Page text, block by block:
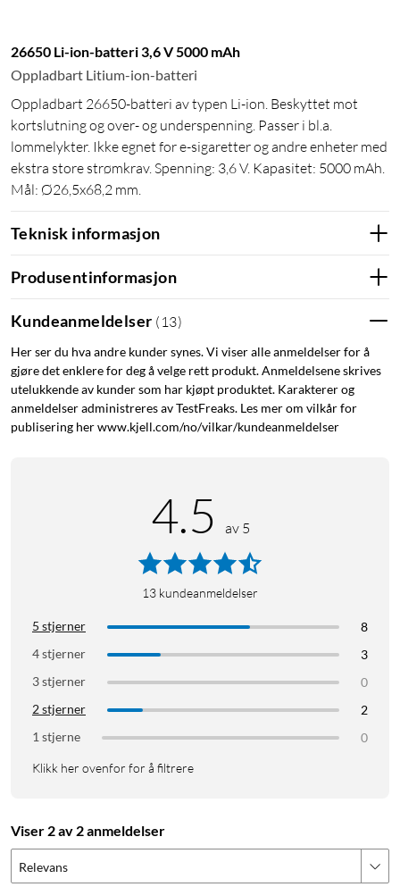
26650 Li-ion-batteri 3,6 V 5000 mAh
Oppladbart Litium-ion-batteri
Oppladbart 26650-batteri av typen Li-ion. Beskyttet mot
kortslutning og over- og underspenning. Passer i bl.a.
lommelykter. Ikke egnet for e-sigaretter og andre enheter med
ekstra store strømkrav. Spenning: 3,6 V. Kapasitet: 5000 mAh.
Mål: Ø26,5x68,2 mm.
Teknisk informasjon
Produsentinformasjon
Kundeanmeldelser ( 13)
Her ser du hva andre kunder synes. Vi viser alle anmeldelser for å
gjøre det enklere for deg å velge rett produkt. Anmeldelsene skrives
utelukkende av kunder som har kjøpt produktet. Karakterer og
anmeldelser administreres av TestFreaks. Les mer om vilkår for
publisering her www.kjell.com/no/vilkar/kundeanmeldelser
4.5 av 5
13 kundeanmeldelser
5 stjerner
8
4 stjerner
3
3 stjerner
0
2 stjerner
2
1 stjerne
0
Klikk her ovenfor for å filtrere
Viser 2 av 2 anmeldelser
Relevans